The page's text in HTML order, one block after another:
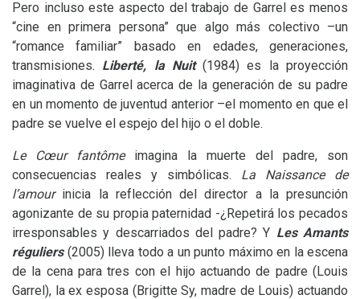
Pero incluso este aspecto del trabajo de Garrel es menos
“cine en primera persona” que algo más colectivo –un
“romance familiar” basado en edades, generaciones,
transmisiones. Liberté, la Nuit(1984) es la proyección
imaginativa de Garrel acerca de la generación de su padre
en un momento de juventud anterior –el momento en que el
padre se vuelve el espejo del hijo o el doble.
Le Cœur fantômeimagina la muerte del padre, son
consecuencias reales y simbólicas. La Naissance de
l’amourinicia la reflección del director a la presunción
agonizante de su propia paternidad -¿Repetirá los pecados
irresponsables y descarriados del padre? Y Les Amants
réguliers(2005) lleva todo a un punto máximo en la escena
de la cena para tres con el hijo actuando de padre (Louis
Garrel), la ex esposa (Brigitte Sy, madre de Louis) actuando